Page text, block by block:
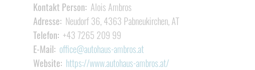
Kontakt Person: Alois Ambros
Adresse: Neudorf 36, 4363 Pabneukirchen, AT
Telefon: +43 7265 209 99
E-Mail: office@autohaus-ambros.at
Website: https://www.autohaus-ambros.at/